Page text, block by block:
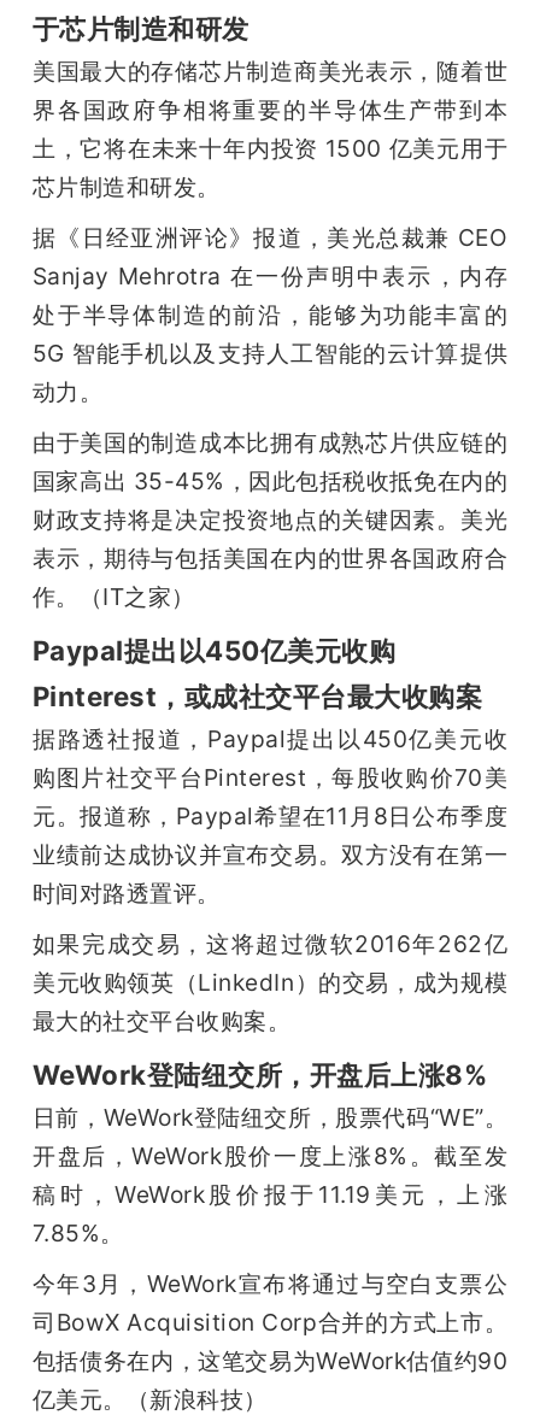
于芯片制造和研发
美国最大的存储芯片制造商美光表示，随着世
界各国政府争相将重要的半导体生产带到本
土，它将在未来十年内投资 1500 亿美元用于
芯片制造和研发。
据《日经亚洲评论》报道，美光总裁兼 CEO
Sanjay Mehrotra 在一份声明中表示，内存
处于半导体制造的前沿，能够为功能丰富的
5G 智能手机以及支持人工智能的云计算提供
动力。
由于美国的制造成本比拥有成熟芯片供应链的
国家高出 35-45%，因此包括税收抵免在内的
财政支持将是决定投资地点的关键因素。美光
表示，期待与包括美国在内的世界各国政府合
作。（IT之家）
Paypal提出以450亿美元收购
Pinterest，或成社交平台最大收购案
据路透社报道，Paypal提出以450亿美元收
购图片社交平台Pinterest，每股收购价70美
元。报道称，Paypal希望在11月8日公布季度
业绩前达成协议并宣布交易。双方没有在第一
时间对路透置评。
如果完成交易，这将超过微软2016年262亿
美元收购领英（LinkedIn）的交易，成为规模
最大的社交平台收购案。
WeWork登陆纽交所，开盘后上涨8%
日前，WeWork登陆纽交所，股票代码“WE”。
开盘后，WeWork股价一度上涨8%。截至发
稿时，WeWork股价报于11.19美元，上涨
7.85%。
今年3月，WeWork宣布将通过与空白支票公
司BowX Acquisition Corp合并的方式上市。
包括债务在内，这笔交易为WeWork估值约90
亿美元。（新浪科技）